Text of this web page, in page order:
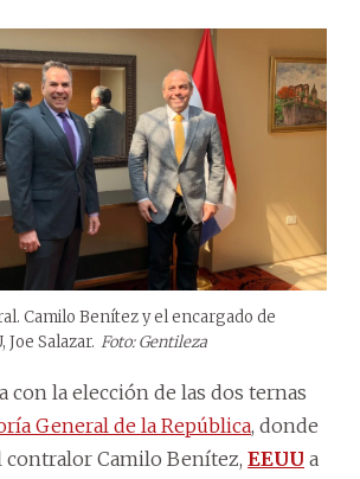
Camilo Benítez y el encargado de
Joe Salazar. Foto: Gentileza
con la elección de las dos ternas
General de la República, donde
contralor Camilo Benítez, EEUU a